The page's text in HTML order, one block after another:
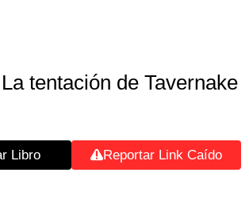
tentación de Tavernake
Libro Reportar Link Caído